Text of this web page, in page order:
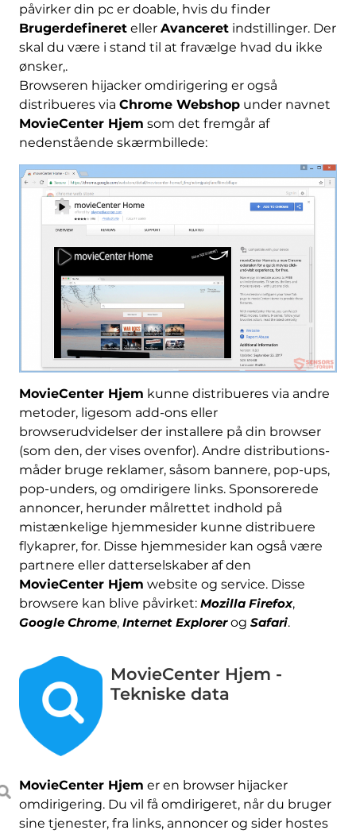
påvirker din pc er doable, hvis du finder
Brugerdefinereteller Avanceretindstillinger. Der
skal du være i stand til at fravælge hvad du ikke
ønsker,.
Browseren hijacker omdirigering er også
distribueres via Chrome Webshopunder navnet
MovieCenter Hjem som det fremgår af
nedenstående skærmbillede:
MovieCenter Hjem kunne distribueres via andre
metoder, ligesom add-ons eller
browserudvidelser der installere på din browser
(som den, der vises ovenfor). Andre distributions-
måder bruge reklamer, såsom bannere, pop-ups,
pop-unders, og omdirigere links. Sponsorerede
annoncer, herunder målrettet indhold på
mistænkelige hjemmesider kunne distribuere
flykaprer, for. Disse hjemmesider kan også være
partnere eller datterselskaber af den
MovieCenter Hjem website og service. Disse
browsere kan blive påvirket: Mozilla Firefox,
Google Chrome, Internet Explorerog Safari.
MovieCenter Hjem -
Tekniske data
MovieCenter Hjem er en browser hijacker
omdirigering. Du vil få omdirigeret, når du bruger
sine tjenester, fra links, annoncer og sider hostes